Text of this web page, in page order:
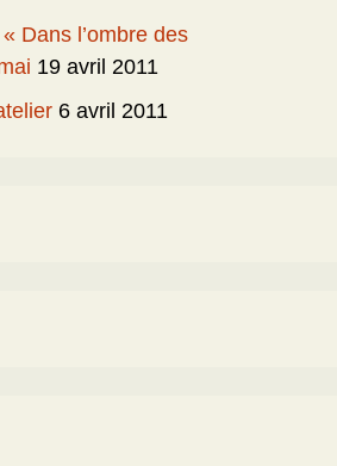
Dans l’ombre des
19 avril 2011
6 avril 2011